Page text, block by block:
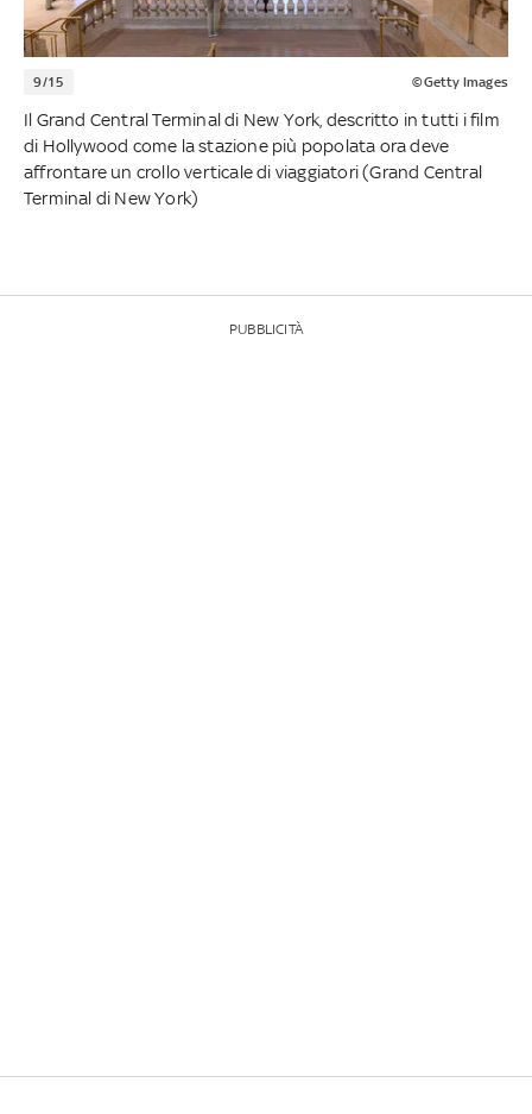
9/15 ©Getty Images
Il Grand Central Terminal di New York, descritto in tutti i film
di Hollywood come la stazione più popolata ora deve
affrontare un crollo verticale di viaggiatori (Grand Central
Terminal di New York)
PUBBLICITÀ